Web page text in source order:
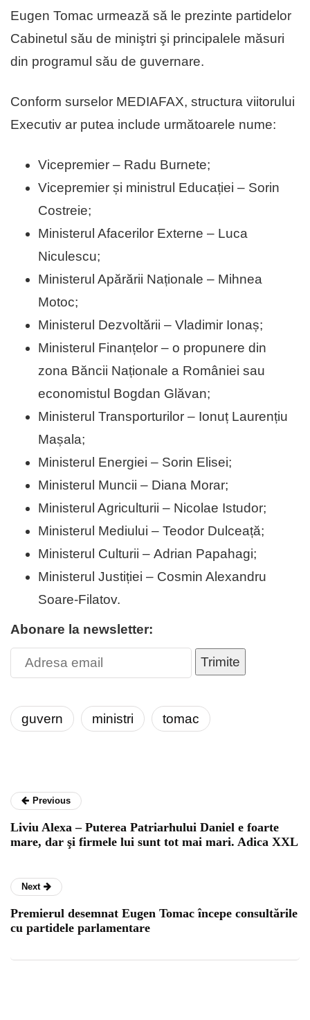
Eugen Tomac urmează să le prezinte partidelor
Cabinetul său de miniştri şi principalele măsuri
din programul său de guvernare.
Conform surselor MEDIAFAX, structura viitorului
Executiv ar putea include următoarele nume:
Vicepremier – Radu Burnete;
Vicepremier și ministrul Educației – Sorin
Costreie;
Ministerul Afacerilor Externe – Luca
Niculescu;
Ministerul Apărării Naționale – Mihnea
Motoc;
Ministerul Dezvoltării – Vladimir Ionaș;
Ministerul Finanțelor – o propunere din
zona Băncii Naționale a României sau
economistul Bogdan Glăvan;
Ministerul Transporturilor – Ionuț Laurențiu
Mașala;
Ministerul Energiei – Sorin Elisei;
Ministerul Muncii – Diana Morar;
Ministerul Agriculturii – Nicolae Istudor;
Ministerul Mediului – Teodor Dulceață;
Ministerul Culturii – Adrian Papahagi;
Ministerul Justiției – Cosmin Alexandru
Soare-Filatov.
Abonare la newsletter:
Trimite
guvern ministri tomac
Previous
Liviu Alexa – Puterea Patriarhului Daniel e foarte
mare, dar şi firmele lui sunt tot mai mari. Adica XXL
Next
Premierul desemnat Eugen Tomac începe consultările
cu partidele parlamentare